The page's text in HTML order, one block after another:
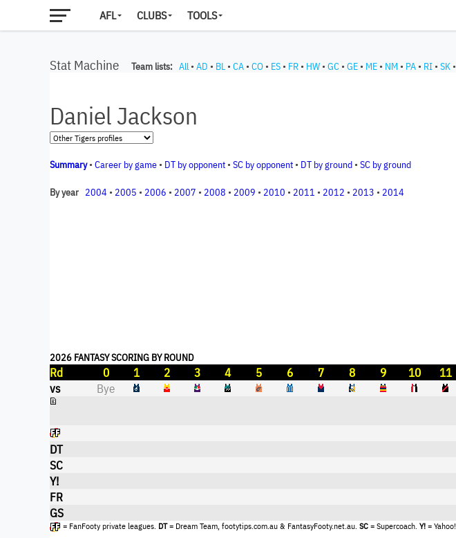
AFL CLUBS TOOLS
Stat Machine Team lists: All • AD • BL • CA • CO • ES • FR • HW • GC • GE • ME • NM • PA • RI • SK •